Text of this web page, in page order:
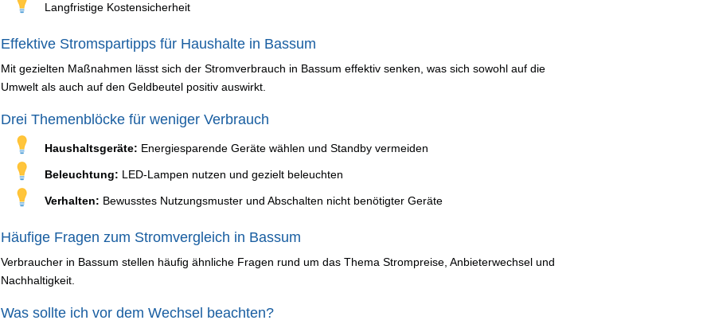
Langfristige Kostensicherheit
Effektive Stromspartipps für Haushalte in Bassum
Mit gezielten Maßnahmen lässt sich der Stromverbrauch in Bassum effektiv senken, was sich sowohl auf die
Umwelt als auch auf den Geldbeutel positiv auswirkt.
Drei Themenblöcke für weniger Verbrauch
Haushaltsgeräte: Energiesparende Geräte wählen und Standby vermeiden
Beleuchtung: LED-Lampen nutzen und gezielt beleuchten
Verhalten: Bewusstes Nutzungsmuster und Abschalten nicht benötigter Geräte
Häufige Fragen zum Stromvergleich in Bassum
Verbraucher in Bassum stellen häufig ähnliche Fragen rund um das Thema Strompreise, Anbieterwechsel und
Nachhaltigkeit.
Was sollte ich vor dem Wechsel beachten?